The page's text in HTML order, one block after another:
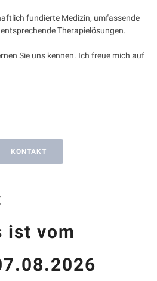
fundierte Medizin, umfassende
Therapielösungen.
Sie uns kennen. Ich freue mich auf
KONTAKT
ist vom